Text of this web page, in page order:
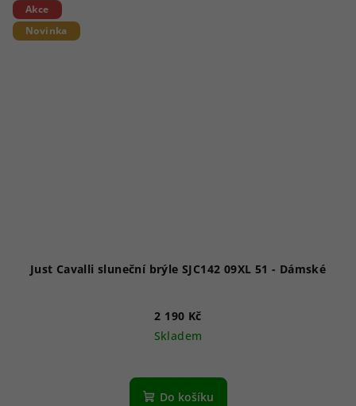
Akce
Novinka
Just Cavalli sluneční brýle SJC142 09XL 51 - Dámské
2 190 Kč
Skladem
Do košíku